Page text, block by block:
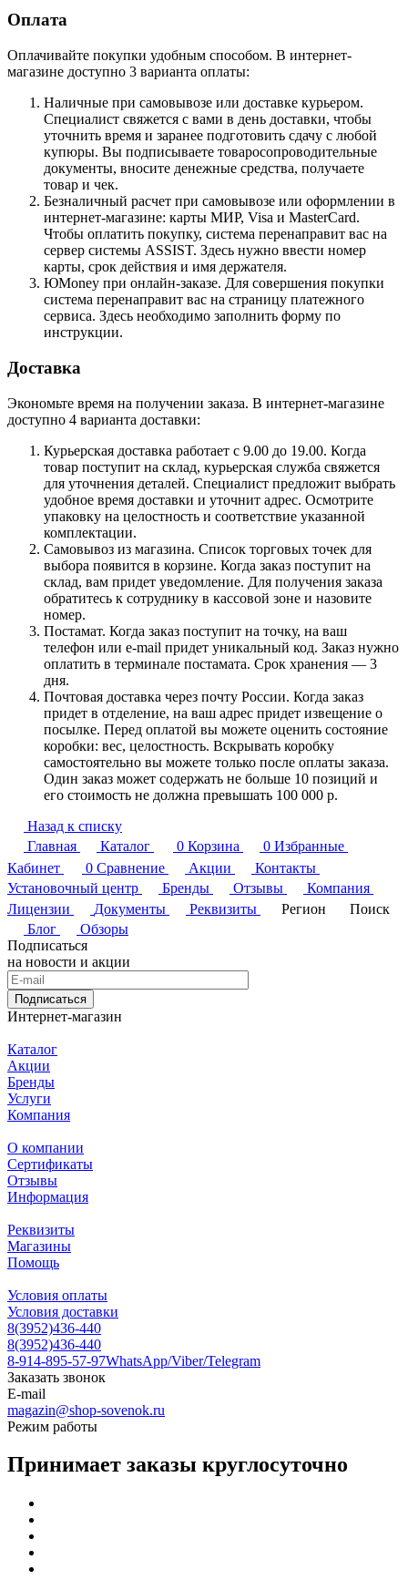
Оплата
Оплачивайте покупки удобным способом. В интернет-
магазине доступно 3 варианта оплаты:
Наличные при самовывозе или доставке курьером.
Специалист свяжется с вами в день доставки, чтобы
уточнить время и заранее подготовить сдачу с любой
купюры. Вы подписываете товаросопроводительные
документы, вносите денежные средства, получаете
товар и чек.
Безналичный расчет при самовывозе или оформлении в
интернет-магазине: карты МИР, Visa и MasterCard.
Чтобы оплатить покупку, система перенаправит вас на
сервер системы ASSIST. Здесь нужно ввести номер
карты, срок действия и имя держателя.
ЮMoney при онлайн-заказе. Для совершения покупки
система перенаправит вас на страницу платежного
сервиса. Здесь необходимо заполнить форму по
инструкции.
Доставка
Экономьте время на получении заказа. В интернет-магазине
доступно 4 варианта доставки:
Курьерская доставка работает с 9.00 до 19.00. Когда
товар поступит на склад, курьерская служба свяжется
для уточнения деталей. Специалист предложит выбрать
удобное время доставки и уточнит адрес. Осмотрите
упаковку на целостность и соответствие указанной
комплектации.
Самовывоз из магазина. Список торговых точек для
выбора появится в корзине. Когда заказ поступит на
склад, вам придет уведомление. Для получения заказа
обратитесь к сотруднику в кассовой зоне и назовите
номер.
Постамат. Когда заказ поступит на точку, на ваш
телефон или e-mail придет уникальный код. Заказ нужно
оплатить в терминале постамата. Срок хранения — 3
дня.
Почтовая доставка через почту России. Когда заказ
придет в отделение, на ваш адрес придет извещение о
посылке. Перед оплатой вы можете оценить состояние
коробки: вес, целостность. Вскрывать коробку
самостоятельно вы можете только после оплаты заказа.
Один заказ может содержать не больше 10 позиций и
его стоимость не должна превышать 100 000 р.
Назад к списку
Главная
Каталог 0 Корзина 0 Избранные
Кабинет
0 Сравнение Акции
Контакты
Установочный центр
Бренды Отзывы
Компания
Лицензии
Документы Реквизиты Регион
Поиск
Блог
Обзоры
Подписаться
на новости и акции
Подписаться
Интернет-магазин
Каталог
Акции
Бренды
Услуги
Компания
О компании
Сертификаты
Отзывы
Информация
Реквизиты
Магазины
Помощь
Условия оплаты
Условия доставки
8(3952)436-440
8(3952)436-440
8-914-895-57-97WhatsApp/Viber/Telegram
Заказать звонок
E-mail
magazin@shop-sovenok.ru
Режим работы
Принимает заказы круглосуточно